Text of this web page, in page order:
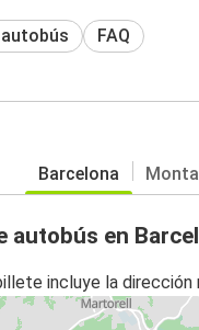
FAQ
Barcelona
autobús en
incluye la dirección